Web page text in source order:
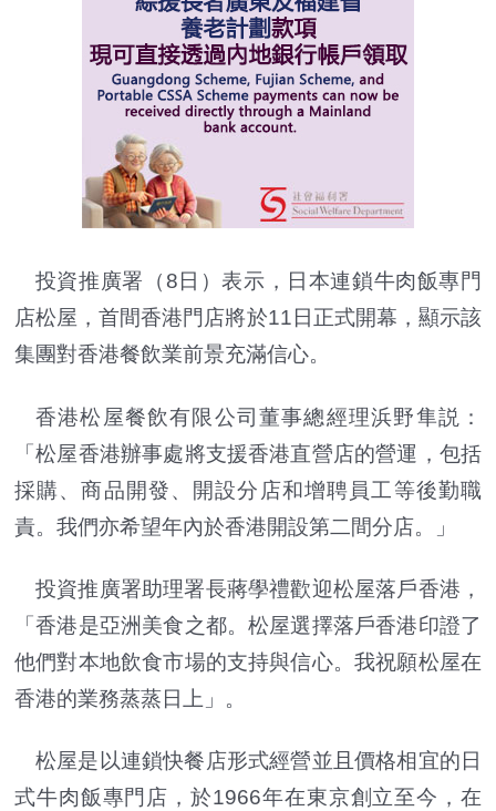
投資推廣署（8日）表示，日本連鎖牛肉飯專門
店松屋，首間香港門店將於11日正式開幕，顯示該
集團對香港餐飲業前景充滿信心。
香港松屋餐飲有限公司董事總經理浜野隼説：
「松屋香港辦事處將支援香港直營店的營運，包括
採購、商品開發、開設分店和增聘員工等後勤職
責。我們亦希望年內於香港開設第二間分店。」
投資推廣署助理署長蔣學禮歡迎松屋落戶香港，
「香港是亞洲美食之都。松屋選擇落戶香港印證了
他們對本地飲食市場的支持與信心。我祝願松屋在
香港的業務蒸蒸日上」。
松屋是以連鎖快餐店形式經營並且價格相宜的日
式牛肉飯專門店，於1966年在東京創立至今，在